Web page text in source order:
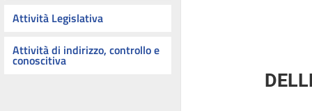
Attività Legislativa
Attività di indirizzo, controllo e
conoscitiva